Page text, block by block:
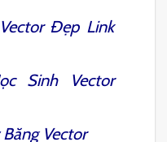
Đẹp Link
Sinh Vector
Băng Vector